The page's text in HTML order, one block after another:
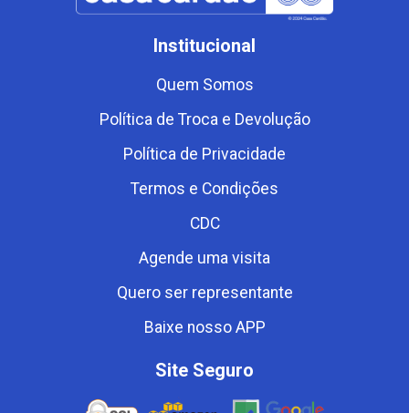
Institucional
Quem Somos
Política de Troca e Devolução
Política de Privacidade
Termos e Condições
CDC
Agende uma visita
Quero ser representante
Baixe nosso APP
Site Seguro